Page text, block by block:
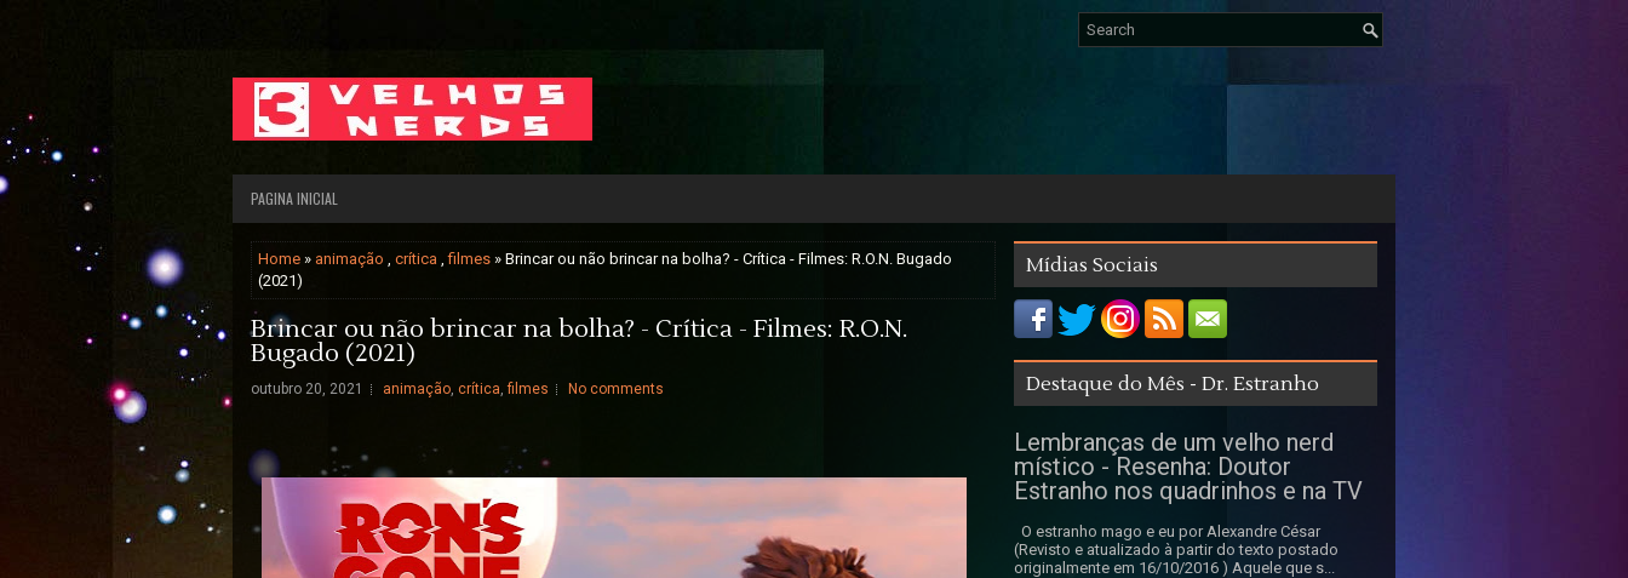
PAGINA INICIAL
Home » animação , crítica ,filmes » Brincar ou não brincar na bolha? - Crítica - Filmes: R.O.N. Bugado
(2021)
Brincar ou não brincar na bolha? - Crítica - Filmes: R.O.N.
Bugado (2021)
outubro 20, 2021 animação, crítica,filmes No comments
Mídias Sociais
Destaque do Mês - Dr. Estranho
Lembranças de um velho nerd
místico - Resenha: Doutor
Estranho nos quadrinhos e na TV
O estranho mago e eu por Alexandre César
(Revisto e atualizado à partir do texto postado
originalmente em 16/10/2016 ) Aquele que s...